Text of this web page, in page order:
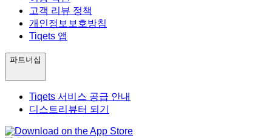
고객 리뷰 정책
개인정보보호방침
Tiqets 앱
파트너십
Tiqets 서비스 공급 안내
디스트리뷰터 되기